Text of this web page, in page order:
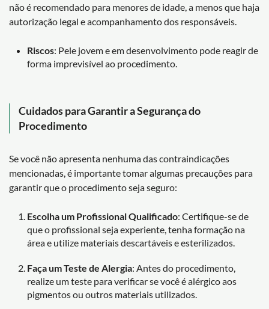
não é recomendado para menores de idade, a menos que haja
autorização legal e acompanhamento dos responsáveis.
Riscos: Pele jovem e em desenvolvimento pode reagir de
forma imprevisível ao procedimento.
Cuidados para Garantir a Segurança do
Procedimento
Se você não apresenta nenhuma das contraindicações
mencionadas, é importante tomar algumas precauções para
garantir que o procedimento seja seguro:
Escolha um Profissional Qualificado: Certifique-se de
que o profissional seja experiente, tenha formação na
área e utilize materiais descartáveis e esterilizados.
Faça um Teste de Alergia: Antes do procedimento,
realize um teste para verificar se você é alérgico aos
pigmentos ou outros materiais utilizados.